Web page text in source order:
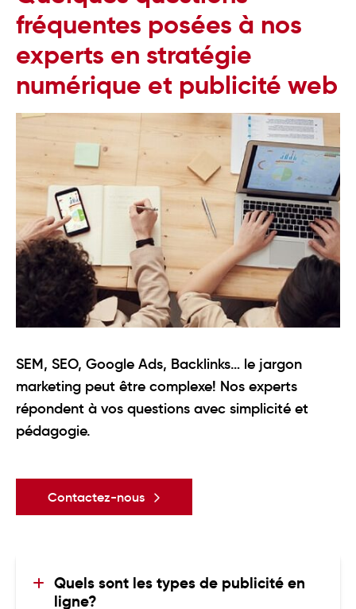
fréquentes posées à nos
experts en stratégie
numérique et publicité web
SEM, SEO, Google Ads, Backlinks… le jargon
marketing peut être complexe! Nos experts
répondent à vos questions avec simplicité et
pédagogie.
Contactez-nous
Quels sont les types de publicité en
ligne?